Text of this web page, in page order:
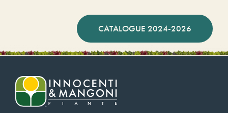
CATALOGUE 2024-2026